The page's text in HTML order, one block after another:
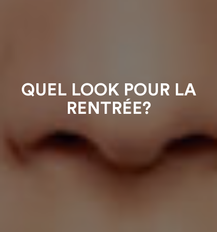
QUEL LOOK POUR LA
RENTRÉE?